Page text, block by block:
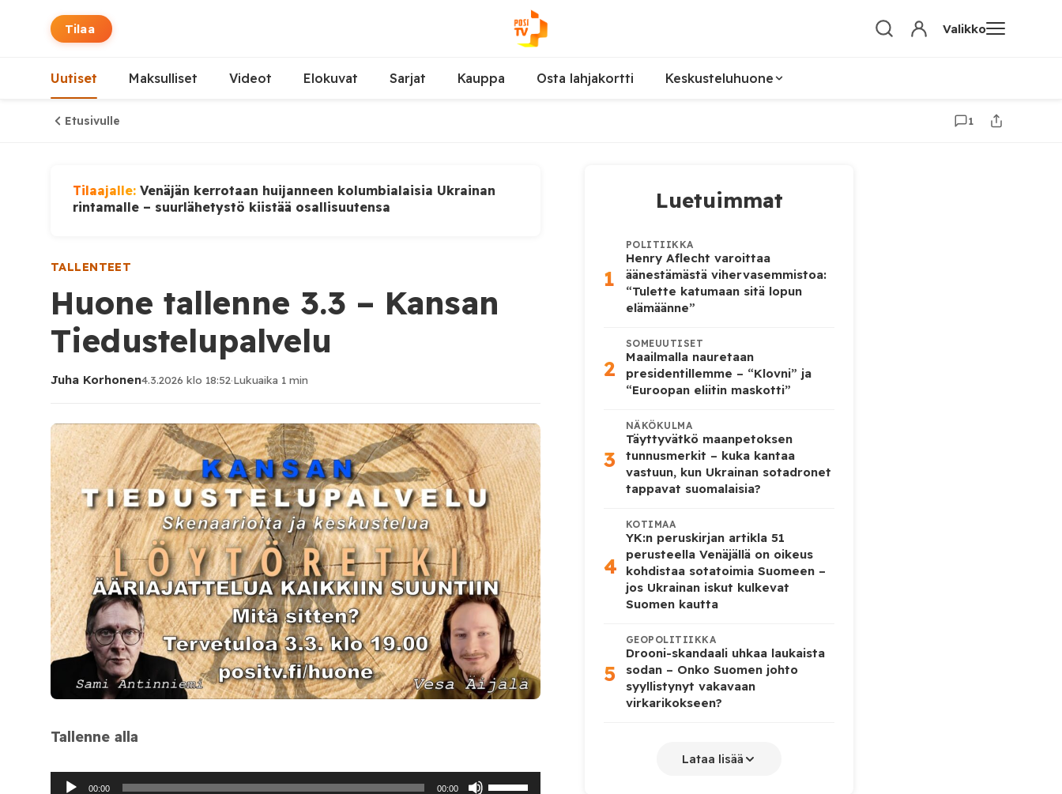
Tilaa Valikko
Uutiset Maksulliset Videot Elokuvat Sarjat Kauppa Osta lahjakortti Keskusteluhuone
Etusivulle 1
Tilaajalle: Venäjän kerrotaan huijanneen kolumbialaisia Ukrainan
rintamalle – suurlähetystö kiistää osallisuutensa
TALLENTEET
Huone tallenne 3.3 – Kansan
Tiedustelupalvelu
Juha Korhonen4.3.2026 klo 18:52·Lukuaika 1 min
Tallenne alla
00:00 00:00
Nuolinäppäimillä
Luetuimmat
1
POLITIIKKA
Henry Aflecht varoittaa
äänestämästä vihervasemmistoa:
“Tulette katumaan sitä lopun
elämäänne”
2
SOMEUUTISET
Maailmalla nauretaan
presidentillemme – “Klovni” ja
“Euroopan eliitin maskotti”
3
NÄKÖKULMA
Täyttyvätkö maanpetoksen
tunnusmerkit – kuka kantaa
vastuun, kun Ukrainan sotadronet
tappavat suomalaisia?
4
KOTIMAA
YK:n peruskirjan artikla 51
perusteella Venäjällä on oikeus
kohdistaa sotatoimia Suomeen –
jos Ukrainan iskut kulkevat
Suomen kautta
5
GEOPOLITIIKKA
Drooni-skandaali uhkaa laukaista
sodan – Onko Suomen johto
syyllistynyt vakavaan
virkarikokseen?
Lataa lisää